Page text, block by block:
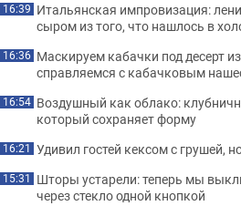
16:39 Итальянская импровизация:
сыром из того, что нашлось в
16:36 Маскируем кабачки под десерт
справляемся с кабачковым
16:54 Воздушный как облако:
который сохраняет форму
16:21 Удивил гостей кексом с грушей,
15:31 Шторы устарели: теперь мы
через стекло одной кнопкой